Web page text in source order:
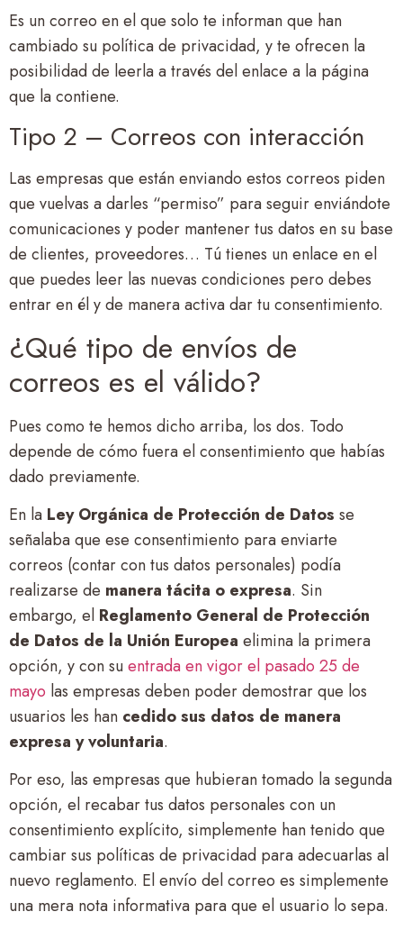
Es un correo en el que solo te informan que han
cambiado su política de privacidad, y te ofrecen la
posibilidad de leerla a través del enlace a la página
que la contiene.
Tipo 2 – Correos con interacción
Las empresas que están enviando estos correos piden
que vuelvas a darles “permiso” para seguir enviándote
comunicaciones y poder mantener tus datos en su base
de clientes, proveedores… Tú tienes un enlace en el
que puedes leer las nuevas condiciones pero debes
entrar en él y de manera activa dar tu consentimiento.
¿Qué tipo de envíos de
correos es el válido?
Pues como te hemos dicho arriba, los dos. Todo
depende de cómo fuera el consentimiento que habías
dado previamente.
En la Ley Orgánica de Protección de Datos se
señalaba que ese consentimiento para enviarte
correos (contar con tus datos personales) podía
realizarse de manera tácita o expresa. Sin
embargo, el Reglamento General de Protección
de Datos de la Unión Europea elimina la primera
opción, y con suentrada en vigor el pasado 25 de
mayo las empresas deben poder demostrar que los
usuarios les han cedido sus datos de manera
expresa y voluntaria.
Por eso, las empresas que hubieran tomado la segunda
opción, el recabar tus datos personales con un
consentimiento explícito, simplemente han tenido que
cambiar sus políticas de privacidad para adecuarlas al
nuevo reglamento. El envío del correo es simplemente
una mera nota informativa para que el usuario lo sepa.